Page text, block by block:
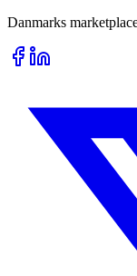
Danmarks